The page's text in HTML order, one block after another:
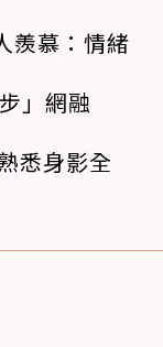
羨慕：情緒
」網融
悉身影全